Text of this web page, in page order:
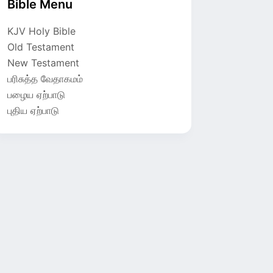
Bible Menu
KJV Holy Bible
Old Testament
New Testament
பரிசுத்த வேதாகமம்
பழைய ஏற்பாடு
புதிய ஏற்பாடு